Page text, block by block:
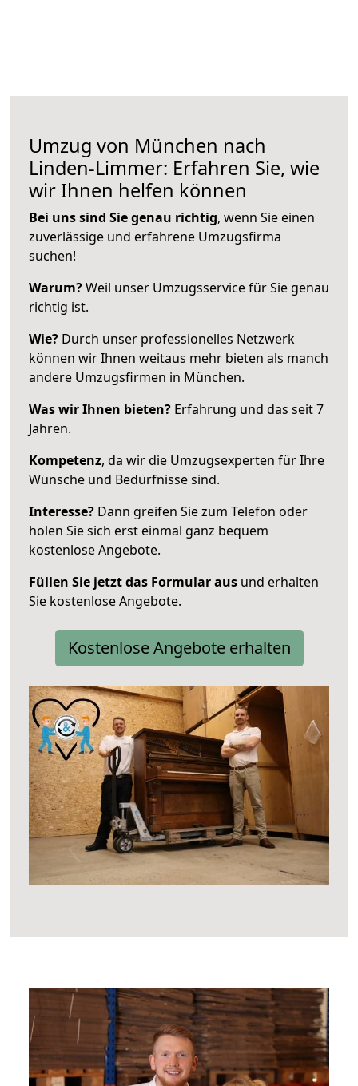
Umzug von München nach
Linden-Limmer: Erfahren Sie, wie
wir Ihnen helfen können
Bei uns sind Sie genau richtig, wenn Sie einen
zuverlässige und erfahrene Umzugsfirma
suchen!
Warum?Weil unser Umzugsservice für Sie genau
richtig ist.
Wie? Durch unser professionelles Netzwerk
können wir Ihnen weitaus mehr bieten als manch
andere Umzugsfirmen in München.
Was wir Ihnen bieten? Erfahrung und das seit 7
Jahren.
Kompetenz, da wir die Umzugsexperten für Ihre
Wünsche und Bedürfnisse sind.
Interesse? Dann greifen Sie zum Telefon oder
holen Sie sich erst einmal ganz bequem
kostenlose Angebote.
Füllen Sie jetzt das Formular aus und erhalten
Sie kostenlose Angebote.
Kostenlose Angebote erhalten